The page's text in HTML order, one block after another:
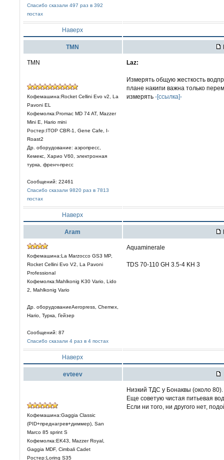
Спасибо сказали 497 раз в 392
постах
Наверх
TMN
TMN
Кофемашина:Rocket Cellini Evo v2, La
Pavoni EL
Кофемолка:Promac MD 74 AT, Mazzer
Mini E, Hario mini
Ростер:ITOP CBR-1, Gene Cafe, I-
Roast2
Др. оборудование: аэропресс,
Кемекс, Харио V60, электронная
турка, френч-пресс
Сообщений: 22461
Спасибо сказали 9820 раз в 7813
постах
Laz:
Измерять общую жесткость
плане накипи важна только
измерять -[ссылка]-
Наверх
Aram
Кофемашина:La Marzocco GS3 MP,
Rocket Cellini Evo V2, La Pavoni
Professional
Кофемолка:Mahlkonig K30 Vario, Lido
2, Mahlkonig Vario
Др. оборудованиеAeropress, Chemex,
Hario, Турка, Гейзер
Сообщений: 87
Спасибо сказали 4 раз в 4 постах
Aquaminerale
TDS 70-110 GH 3.5-4 KH 3
Наверх
evteev
Кофемашина:Gaggia Classic
(PID+преднагрев+диммер), San
Marco 85 sprint S
Кофемолка:EK43, Mazzer Royal,
Gaggia MDF, Cimbali Cadet
Ростер:Loring S35
Низкий ТДС у Бонаквы (около
Еще советую чистая питьевая
Если ни того, ни другого нет,